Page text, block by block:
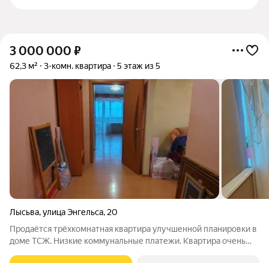
3 000 000 ₽
62,3 м² 3-комн. квартира 5 этаж из 5
Лысьва,улица Энгельса, 20
Продаётся трёхкомнатная квартира улучшенной планировки в
доме ТСЖ. Низкие коммунальные платежи. Квартира очень